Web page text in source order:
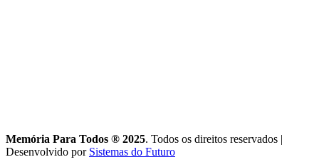
Memória Para Todos ® 2025. Todos os direitos reservados |
Desenvolvido por Sistemas do Futuro